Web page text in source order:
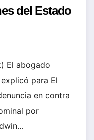
del Estado
El abogado
para El
en contra
por